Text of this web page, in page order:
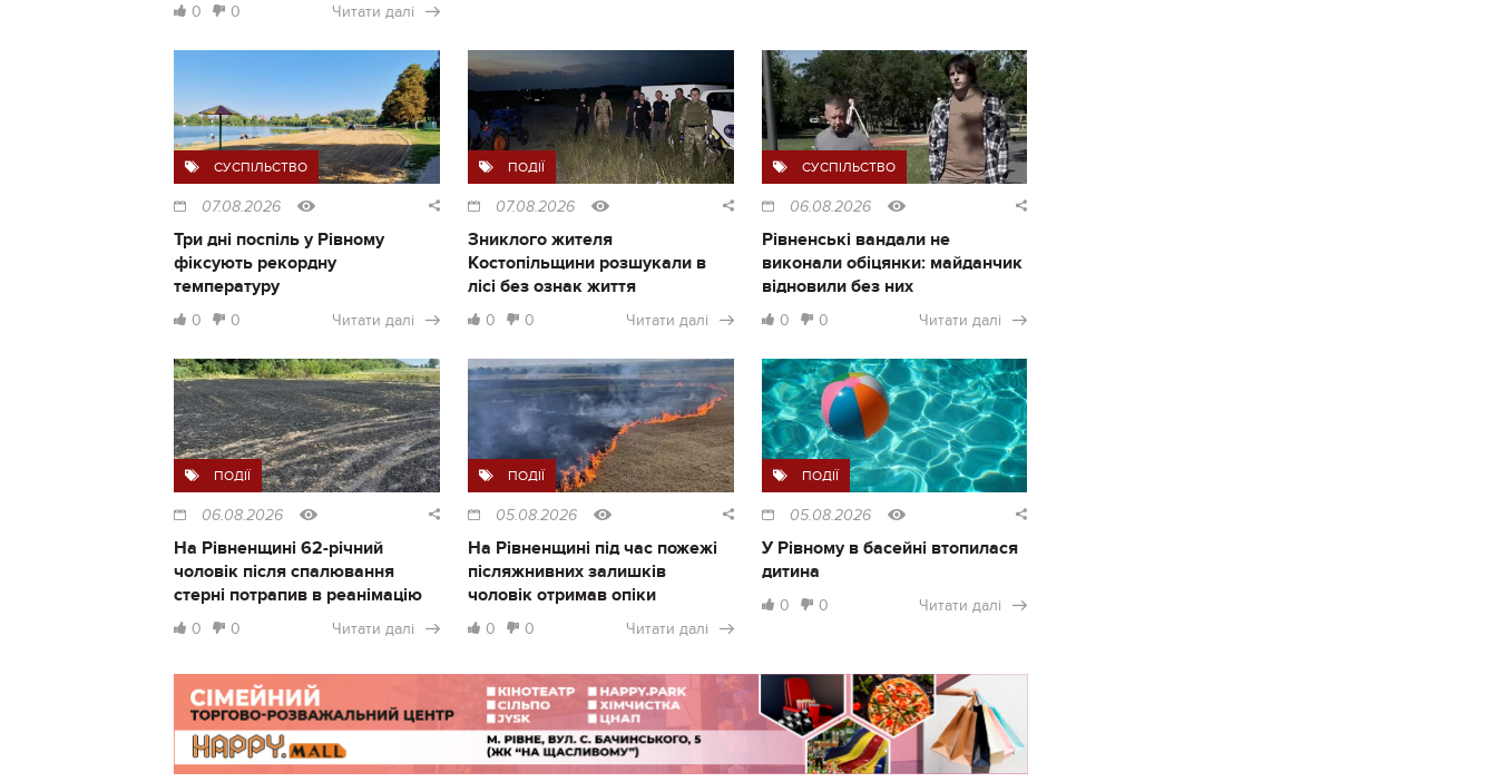
0 0 Читати далі
СУСПІЛЬСТВО
07.08.2026
Три дні поспіль у Рівному
фіксують рекордну
температуру
0 0 Читати далі
ПОДІЇ
07.08.2026
Зниклого жителя
Костопільщини розшукали в
лісі без ознак життя
0 0 Читати далі
СУСПІЛЬСТВО
06.08.2026
Рівненські вандали не
виконали обіцянки: майданчик
відновили без них
0 0 Читати далі
ПОДІЇ
06.08.2026
На Рівненщині 62-річний
чоловік після спалювання
стерні потрапив в реанімацію
0 0 Читати далі
ПОДІЇ
05.08.2026
На Рівненщині під час пожежі
післяжнивних залишків
чоловік отримав опіки
0 0 Читати далі
ПОДІЇ
05.08.2026
У Рівному в басейні втопилася
дитина
0 0 Читати далі